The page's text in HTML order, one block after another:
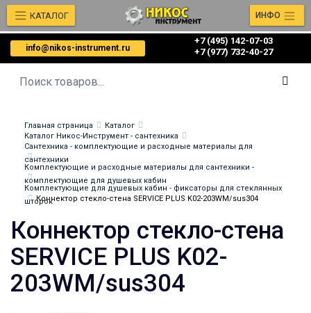
info@nikos-instrument.ru
+7 (495) 142-07-03
‎‎+7 (977) 732-40-27
КАТАЛОГ ИНФО
Главная страница
Каталог
Каталог Никос-Инструмент - сантехника
Сантехника - комплектующие и расходные материалы для
сантехники
Комплектующие и расходные материалы для сантехники -
комплектующие для душевых кабин
Комплектующие для душевых кабин - фиксаторы для стеклянных
шторок
Коннектор стекло-стена SERVICE PLUS K02-203WM/sus304
Коннектор стекло-стена
SERVICE PLUS K02-
203WM/sus304